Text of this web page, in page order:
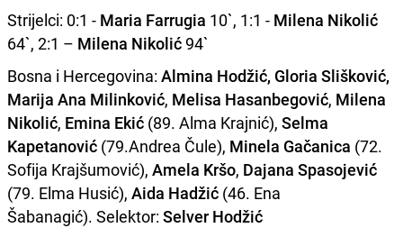
Strijelci: 0:1 - Maria Farrugia 10`, 1:1 - Milena Nikolić
64`, 2:1 – Milena Nikolić94`
Bosna i Hercegovina: Almina Hodžić, Gloria Slišković,
Marija Ana Milinković, Melisa Hasanbegović, Milena
Nikolić, Emina Ekić (89. Alma Krajnić), Selma
Kapetanović (79.Andrea Čule), Minela Gačanica (72.
Sofija Krajšumović), Amela Kršo, Dajana Spasojević
(79. Elma Husić), Aida Hadžić (46. Ena
Šabanagić). Selektor: Selver Hodžić